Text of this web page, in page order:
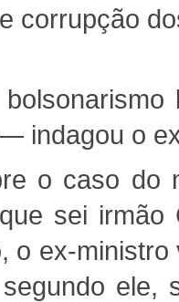
corrupção
indagou o
o caso do
sei
o ex-
ele,